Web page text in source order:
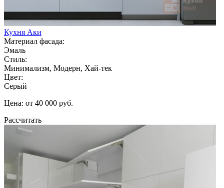
Кухня Аки
Материал фасада:
Эмаль
Стиль:
Минимализм, Модерн, Хай-тек
Цвет:
Серый
Цена: от 40 000 руб.
Рассчитать